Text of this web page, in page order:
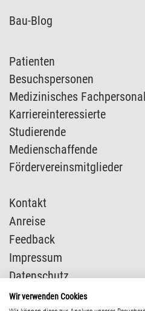
Wir verwenden Cookies
Bau-Blog
Patienten
Besuchspersonen
Medizinisches Fachpersonal
Karriereinteressierte
Studierende
Medienschaffende
Fördervereinsmitglieder
Kontakt
Anreise
Feedback
Impressum
Datenschutz
Presse